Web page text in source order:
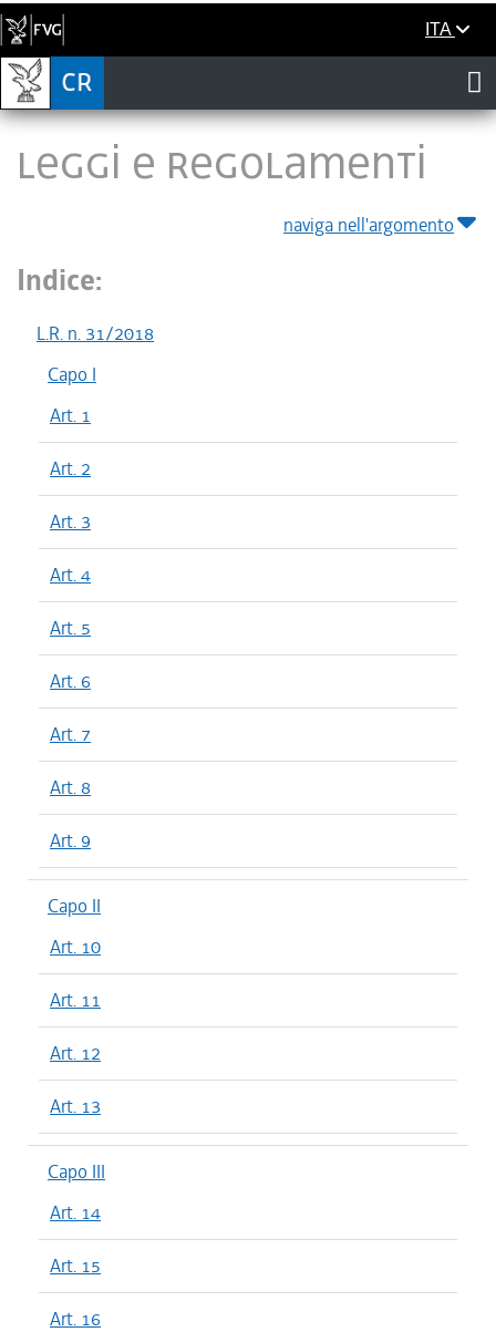
ITA
LEGGI E REGOLAMENTI
naviga nell'argomento
Indice:
L.R. n. 31/2018
Capo I
Art. 1
Art. 2
Art. 3
Art. 4
Art. 5
Art. 6
Art. 7
Art. 8
Art. 9
Capo II
Art. 10
Art. 11
Art. 12
Art. 13
Capo III
Art. 14
Art. 15
Art. 16